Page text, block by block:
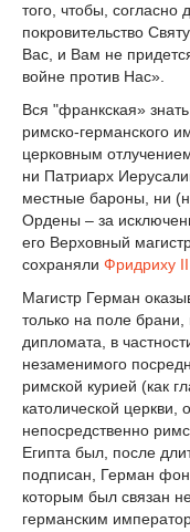
того, чтобы, согласно
покровительство
Вас, и Вам не
войне против Нас».
Вся "франкская»
римско-германского
церковным
ни Патриарх
местные бароны, ни
Ордены – за
его Верховный
сохраняли Фридриху II
Магистр Герман
только на поле брани,
дипломата, в
незаменимого
римской курией (как
католической
непосредственно
Египта был, после
подписан, Герман
которым был связан
германским